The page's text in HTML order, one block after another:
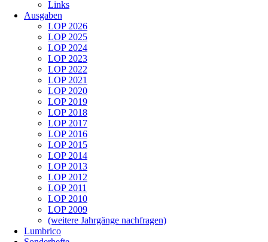
Links
Ausgaben
LOP 2026
LOP 2025
LOP 2024
LOP 2023
LOP 2022
LOP 2021
LOP 2020
LOP 2019
LOP 2018
LOP 2017
LOP 2016
LOP 2015
LOP 2014
LOP 2013
LOP 2012
LOP 2011
LOP 2010
LOP 2009
(weitere Jahrgänge nachfragen)
Lumbrico